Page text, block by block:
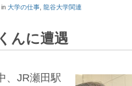
大学の仕事 龍谷大学関連
んに遭遇
、JR瀬田駅